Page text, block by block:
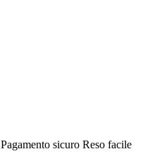
Pagamento sicuro Reso facile